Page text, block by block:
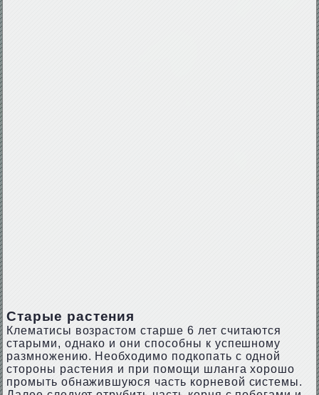
Старые растения
Клематисы возрастом старше 6 лет считаются
старыми, однако и они способны к успешному
размножению. Необходимо подкопать с одной
стороны растения и при помощи шланга хорошо
промыть обнажившуюся часть корневой системы.